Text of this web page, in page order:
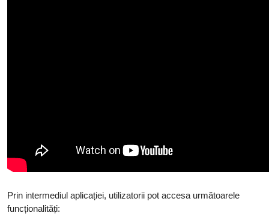
Prin intermediul aplicației, utilizatorii pot accesa următoarele
funcționalități: